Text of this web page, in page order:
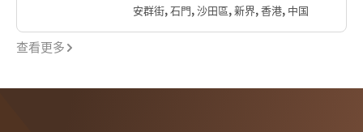
查看更多
安群街, 石門, 沙田區, 新界, 香港, 中国